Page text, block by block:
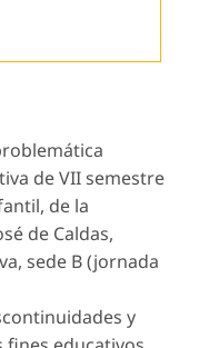
de VII semestre
de la
de Caldas,
sede B (jornada
y